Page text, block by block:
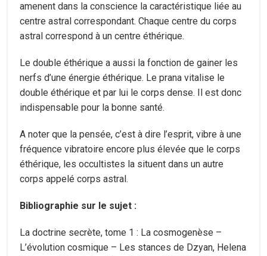
amenent dans la conscience la caractéristique liée au
centre astral correspondant. Chaque centre du corps
astral correspond à un centre éthérique.
Le double éthérique a aussi la fonction de gainer les
nerfs d’une énergie éthérique. Le prana vitalise le
double éthérique et par lui le corps dense. Il est donc
indispensable pour la bonne santé.
A noter que la pensée, c’est à dire l’esprit, vibre à une
fréquence vibratoire encore plus élevée que le corps
éthérique, les occultistes la situent dans un autre
corps appelé corps astral.
Bibliographie sur le sujet :
La doctrine secrète, tome 1 : La cosmogenèse –
L’évolution cosmique – Les stances de Dzyan, Helena